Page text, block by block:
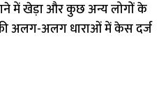
थाने में खेड़ा और कुछ अन्य लोगों के
अलग-अलग धाराओं में केस दर्ज